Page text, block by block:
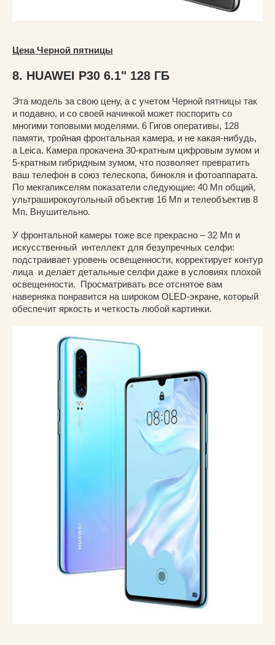
Цена Черной пятницы
8. HUAWEI P30 6.1" 128 ГБ
Эта модель за свою цену, а с учетом Черной пятницы так
и подавно, и со своей начинкой может поспорить со
многими топовыми моделями. 6 Гигов оперативы, 128
памяти, тройная фронтальная камера, и не какая-нибудь,
а Leica. Камера прокачена 30-кратным цифровым зумом и
5-кратным гибридным зумом, что позволяет превратить
ваш телефон в союз телескопа, бинокля и фотоаппарата.
По мекгапикселям показатели следующие: 40 Мп общий,
ультраширокоугольный объектив 16 Мп и телеобъектив 8
Мп. Внушительно.
У фронтальной камеры тоже все прекрасно – 32 Мп и
искусственный интеллект для безупречных селфи:
подстраивает уровень освещенности, корректирует контур
лица и делает детальные селфи даже в условиях плохой
освещенности. Просматривать все отснятое вам
наверняка понравится на широком OLED-экране, который
обеспечит яркость и четкость любой картинки.